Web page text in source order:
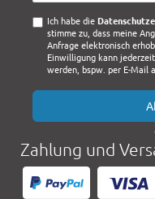
Ich habe die
stimme zu, dass meine
Anfrage elektronisch
Einwilligung kann
werden, bspw. per E-Mail
Zahlung und